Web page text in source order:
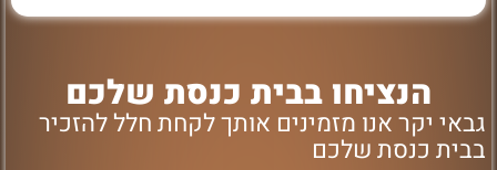
הנציחו בבית כנסת שלכם
גבאי יקר אנו מזמינים אותך לקחת חלל להזכיר
בבית כנסת שלכם